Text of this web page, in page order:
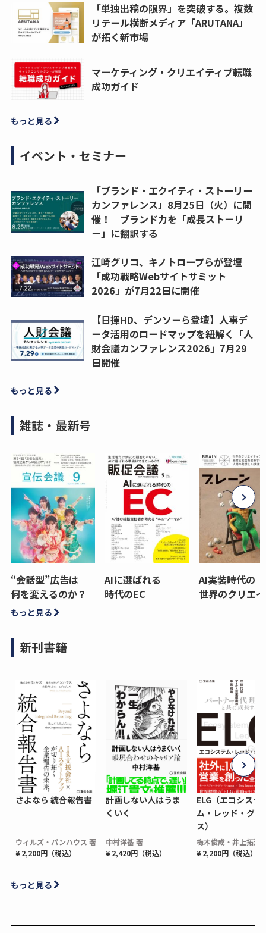
「単独出稿の限界」を突破する。複数
リテール横断メディア「ARUTANA」
が拓く新市場
マーケティング・クリエイティブ転職
成功ガイド
もっと見る
イベント・セミナー
「ブランド・エクイティ・ストーリー
カンファレンス」8月25日（火）に開
催！ ブランド力を「成長ストーリ
ー」に翻訳する
江崎グリコ、キノトロープらが登壇
「成功戦略Webサイトサミット
2026」が7月22日に開催
【日揮HD、デンソーら登壇】人事デ
ータ活用のロードマップを紐解く「人
財会議カンファレンス2026」7月29
日開催
もっと見る
雑誌・最新号
“会話型”広告は
何を変えるのか？
AIに選ばれる
時代のEC
AI実装時代の
世界のクリエ
もっと見る
新刊書籍
さよなら 統合報告書
ウィルズ・パンハウス 著
¥ 2,200円（税込）
計画しない人はうま
くいく
中村洋基 著
¥ 2,420円（税込）
ELG（エコシステ
ム・レッド・グロ
ス）
梅木俊成・井上拓海
¥ 2,200円（税込）
もっと見る